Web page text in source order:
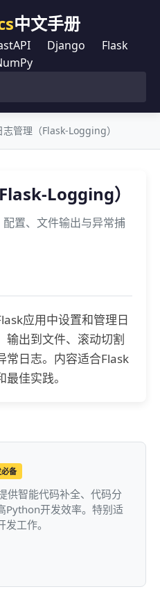
中文手册
Django
Flask
志管理（Flask-Logging）
Logging）
置、文件输出与异常捕
应用中设置和管理日
输出到文件、滚动切割
常日志。内容适合Flask
佳实践。
备
供智能代码补全、代码分
Python开发效率。特别适
工作。